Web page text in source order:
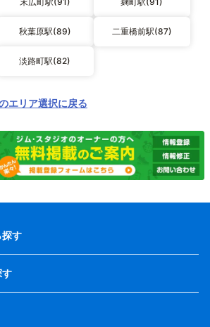
秋葉原駅(89) 二重橋前駅(87)
淡路町駅(82)
エリア選択に戻る
す
す